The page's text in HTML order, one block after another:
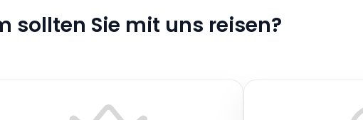
sollten Sie mit uns reisen?